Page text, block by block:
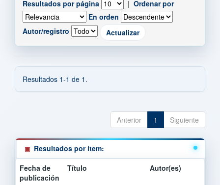
Resultados por página | Ordenar por
En orden
Autor/registro
Resultados 1-1 de 1.
Anterior 1 Siguiente
Resultados por ítem:
Fecha de
publicación
Título Autor(es)